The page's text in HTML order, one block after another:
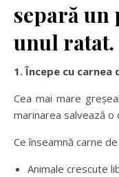
separă un
unul ratat.
1. Începe cu
Cea mai mare
marinarea salvează o
Ce înseamnă carne
Animale crescute